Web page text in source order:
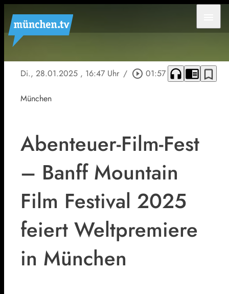
Di., 28.01.2025 , 16:47 Uhr / play_circle_outline 01:57 headphones chrome_reader_mode bookmark_border
München
Abenteuer-Film-Fest
– Banff Mountain
Film Festival 2025
feiert Weltpremiere
in München